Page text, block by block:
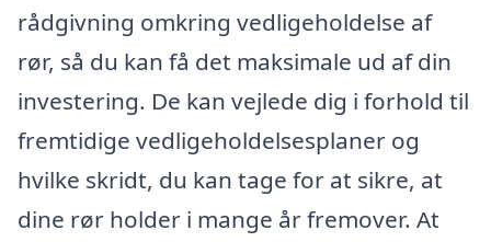
rådgivning omkring vedligeholdelse af
rør, så du kan få det maksimale ud af din
investering. De kan vejlede dig i forhold til
fremtidige vedligeholdelsesplaner og
hvilke skridt, du kan tage for at sikre, at
dine rør holder i mange år fremover. At